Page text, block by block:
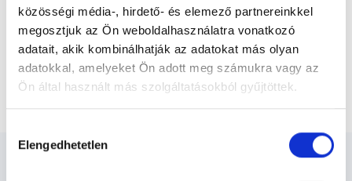
közösségi média-, hirdető- és elemező partnereinkkel
megosztjuk az Ön weboldalhasználatra vonatkozó
adatait, akik kombinálhatják az adatokat más olyan
adatokkal, amelyeket Ön adott meg számukra vagy az
Ön által használt más szolgáltatásokból gyűjtöttek.
szabályzat:https://foglaljorvost.hu/info/foglaljorvost-
kiválasztása
Elengedhetetlen
Főoldal
Komplex egészségpszichológiai konzultáció (felnőtt,
angol, svéd nyelven)